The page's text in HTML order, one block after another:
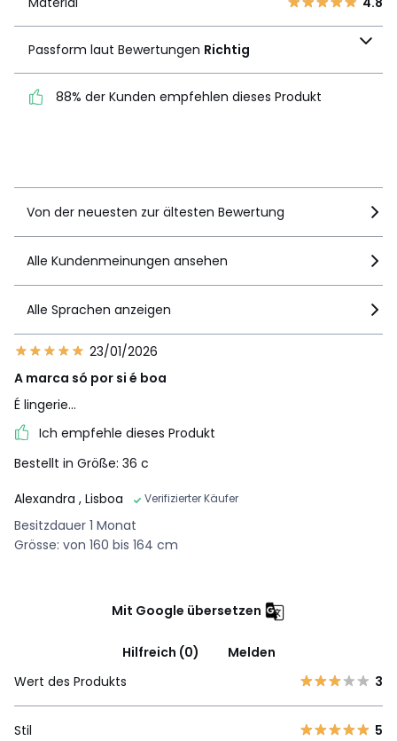
Bewertungen
88% der Kunden
Passform laut Bewertungen Richtig
88% der Kunden empfehlen dieses Produkt
Von der neuesten zur ältesten Bewertung
Alle Kundenmeinungen ansehen
Alle Sprachen anzeigen
23/01/2026
A marca só por si é boa
É lingerie...
Ich empfehle dieses Produkt
Bestellt in Größe: 36 c
Alexandra , Lisboa Verifizierter Käufer
Besitzdauer 1 Monat
Grösse: von 160 bis 164 cm
Mit Google übersetzen
Hilfreich (0)
Melden
Wert des Produkts
3
Stil 5